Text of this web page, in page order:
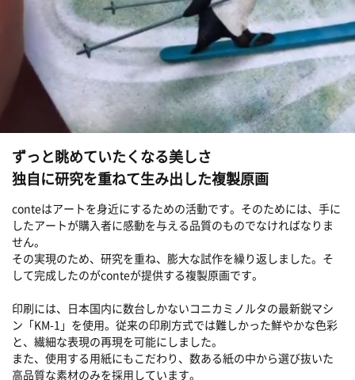
ずっと眺めていたくなる美しさ
独自に研究を重ねて生み出した複製原画
conteはアートを身近にするための活動です。そのためには、手に
したアートが購入者に感動を与える品質のものでなければなりま
せん。
その実現のため、研究を重ね、膨大な試作を繰り返しました。そ
して完成したのがconteが提供する複製原画です。
印刷には、日本国内に数台しかないコニカミノルタの最新鋭マシ
ン「KM-1」を使用。従来の印刷方式では難しかった鮮やかな色彩
と、繊細な表現の再現を可能にしました。
また、使用する用紙にもこだわり、数ある紙の中から選び抜いた
高品質な素材のみを採用しています。